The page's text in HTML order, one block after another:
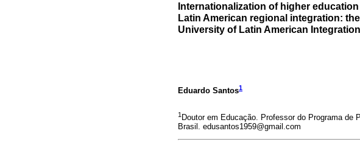
Internationalization of higher
Latin American regional integration:
University of Latin American Integration
Eduardo Santos1
1 Doutor em Educação. Professor do Programa
Brasil. edusantos1959@gmail.com